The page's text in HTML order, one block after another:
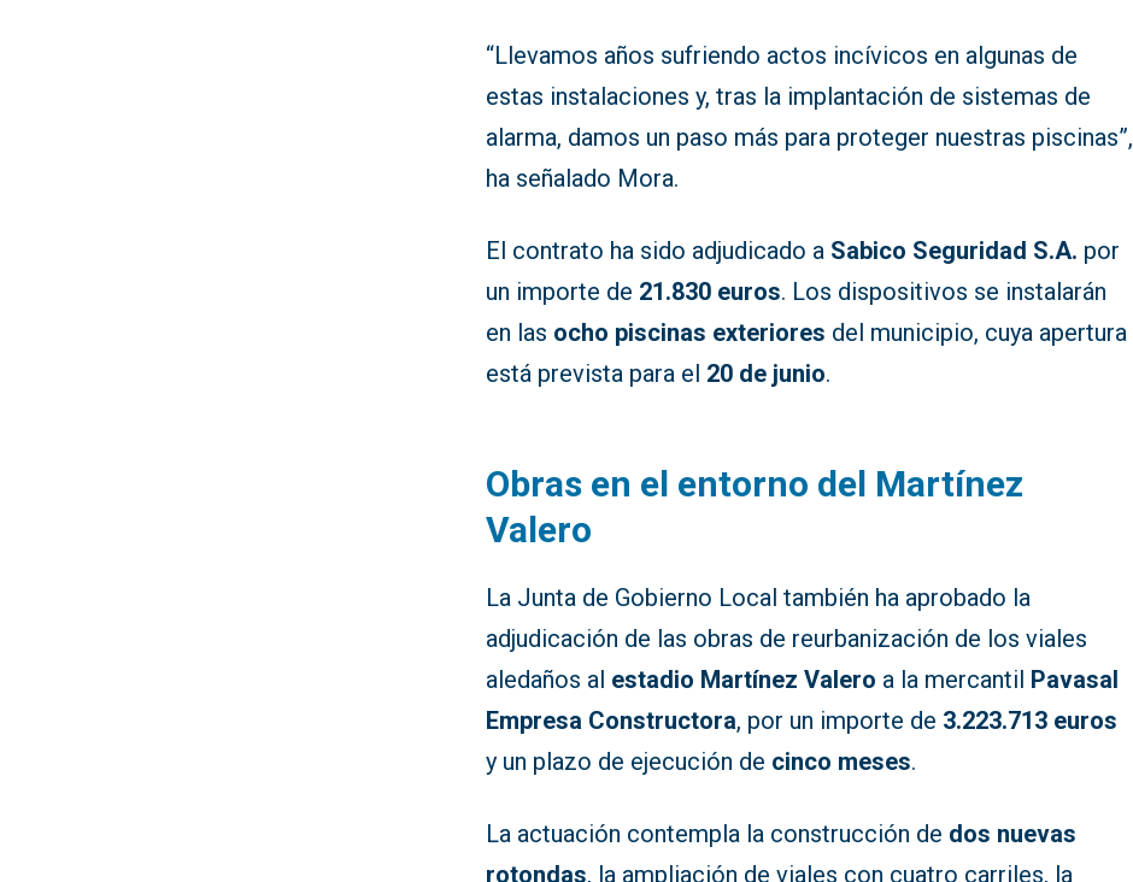
“Llevamos años sufriendo actos incívicos en algunas de
estas instalaciones y, tras la implantación de sistemas de
alarma, damos un paso más para proteger nuestras piscinas”,
ha señalado Mora.
El contrato ha sido adjudicado a Sabico Seguridad S.A. por
un importe de 21.830 euros. Los dispositivos se instalarán
en las ocho piscinas exteriores del municipio, cuya apertura
está prevista para el 20 de junio.
Obras en el entorno del Martínez
Valero
La Junta de Gobierno Local también ha aprobado la
adjudicación de las obras de reurbanización de los viales
aledaños al estadio Martínez Valero a la mercantil Pavasal
Empresa Constructora, por un importe de 3.223.713 euros
y un plazo de ejecución de cinco meses.
La actuación contempla la construcción de dos nuevas
rotondas, la ampliación de viales con cuatro carriles, la